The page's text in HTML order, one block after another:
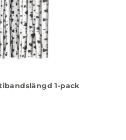
1-pack